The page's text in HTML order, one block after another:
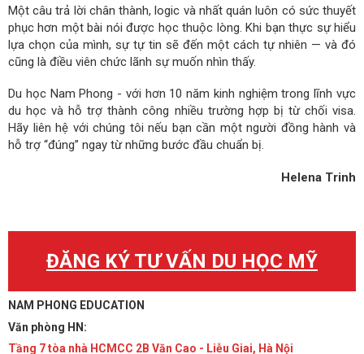
Một câu trả lời chân thành, logic và nhất quán luôn có sức thuyết
phục hơn một bài nói được học thuộc lòng. Khi bạn thực sự hiểu
lựa chọn của mình, sự tự tin sẽ đến một cách tự nhiên — và đó
cũng là điều viên chức lãnh sự muốn nhìn thấy.
Du học Nam Phong - với hơn 10 năm kinh nghiệm trong lĩnh vực
du học và hỗ trợ thành công nhiều trường hợp bị từ chối visa.
Hãy liên hệ với chúng tôi nếu bạn cần một người đồng hành và
hỗ trợ “đúng” ngay từ những bước đầu chuẩn bị.
Helena Trinh
ĐĂNG KÝ TƯ VẤN DU HỌC MỸ
NAM PHONG EDUCATION
Văn phòng HN:
Tầng 7 tòa nhà HCMCC 2B Văn Cao - Liễu Giai, Hà Nội